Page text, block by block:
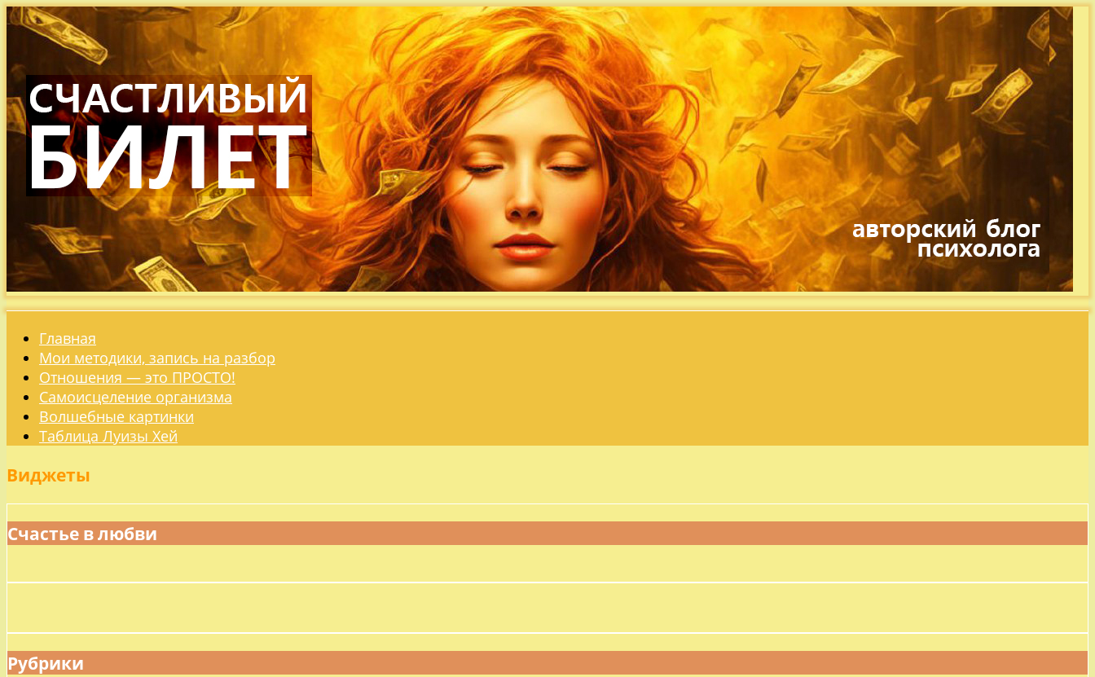
Главная
Мои методики, запись на разбор
Отношения — это ПРОСТО!
Самоисцеление организма
Волшебные картинки
Таблица Луизы Хей
Виджеты
Счастье в любви
Рубрики